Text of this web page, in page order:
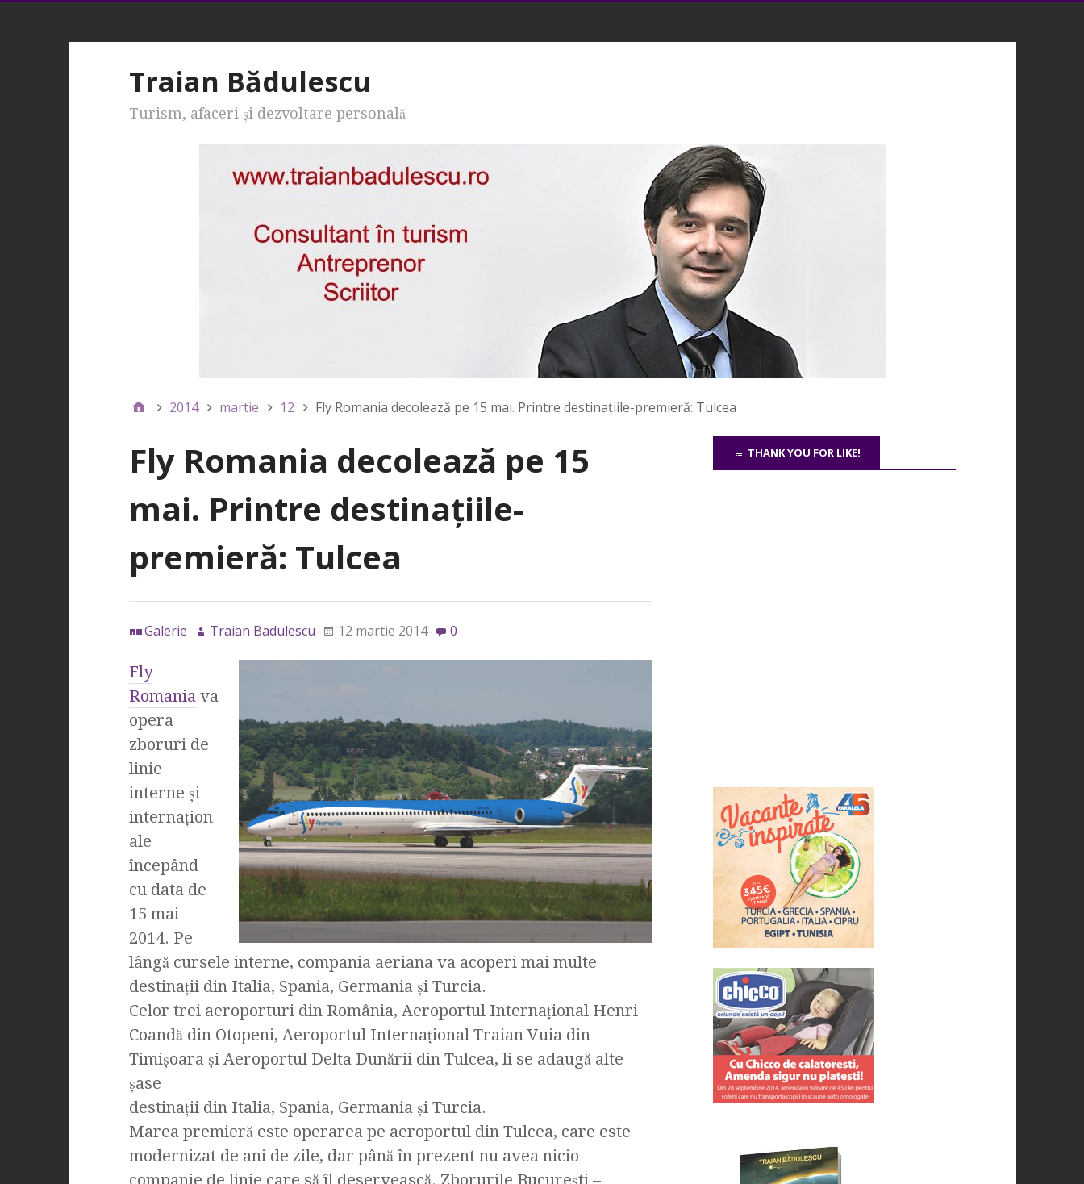
Traian Bădulescu
Turism, afaceri şi dezvoltare personală
2014 martie 12 Fly Romania decolează pe 15 mai. Printre destinaţiile-premieră: Tulcea
Fly Romania decolează pe 15
mai. Printre destinaţiile-
premieră: Tulcea
Galerie Traian Badulescu 12 martie 2014 0
Fly
Romaniava
opera
zboruri de
linie
interne şi
internaţion
ale
începând
cu data de
15 mai
2014. Pe
lângă cursele interne, compania aeriana va acoperi mai multe
destinaţii din Italia, Spania, Germania şi Turcia.
Celor trei aeroporturi din România, Aeroportul Internaţional Henri
Coandă din Otopeni, Aeroportul Internaţional Traian Vuia din
Timişoara şi Aeroportul Delta Dunării din Tulcea, li se adaugă alte
şase
destinaţii din Italia, Spania, Germania şi Turcia.
Marea premieră este operarea pe aeroportul din Tulcea, care este
modernizat de ani de zile, dar până în prezent nu avea nicio
THANK YOU FOR LIKE!